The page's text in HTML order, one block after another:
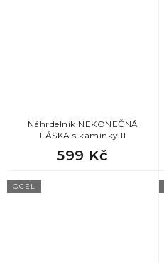
Náhrdelník NEKONEČNÁ
LÁSKA s kamínky II
599 Kč
OCEL